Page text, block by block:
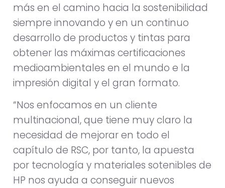
más en el camino hacia la sostenibilidad
siempre innovando y en un continuo
desarrollo de productos y tintas para
obtener las máximas certificaciones
medioambientales en el mundo e la
impresión digital y el gran formato.
“Nos enfocamos en un cliente
multinacional, que tiene muy claro la
necesidad de mejorar en todo el
capítulo de RSC, por tanto, la apuesta
por tecnología y materiales sotenibles de
HP nos ayuda a conseguir nuevos